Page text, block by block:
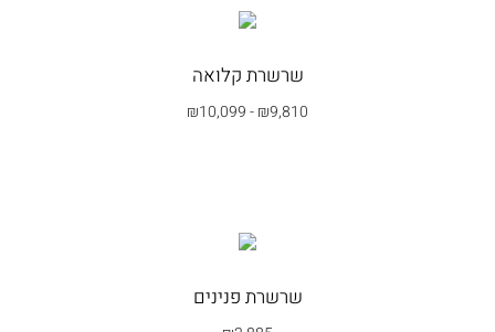
שרשרת קלואה
₪9,810
-
₪10,099
שרשרת פנינים